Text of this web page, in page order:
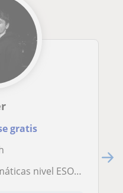
gratis
tecnologico, electro, tecno industrial, física